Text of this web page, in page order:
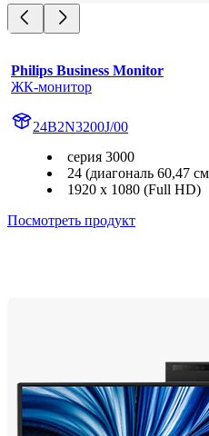
Philips Business Monitor
ЖК-монитор
24B2N3200J/00
серия 3000
24 (диагональ 60,47
1920 x 1080 (Full HD)
Посмотреть продукт